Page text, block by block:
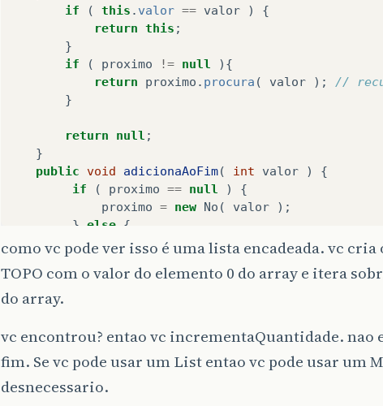
if
( this . valor == valor )
{
return this ;
}
if
( proximo != null
){
return
proximo . procura ( valor );
//
}
return null ;
}
public void adicionaAoFim( int valor )
{
if
( proximo == null )
{
proximo = new No ( valor
);
} else {
proximo
adicionaAoFim valor
//
}
}
como vc pode ver isso é uma lista encadeada. vc
TOPO com o valor do elemento 0 do array e itera
do array.
vc encontrou? entao vc incrementaQuantidade. nao
fim. Se vc pode usar um List entao vc pode usar um
desnecessario.